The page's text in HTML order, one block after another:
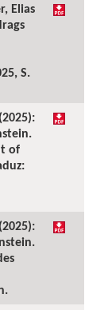
Elias
S.
of